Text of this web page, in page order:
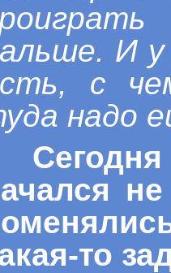
И у
с
надо
то